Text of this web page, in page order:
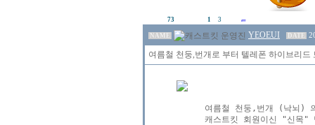
73 1 3
NAME YEOEUI DATE
여름철 천둥,번개로 부터 텔레폰 하이브리드
여름철 천둥,번개 (낙뇌)
캐스트킷 회원이신 "신목"